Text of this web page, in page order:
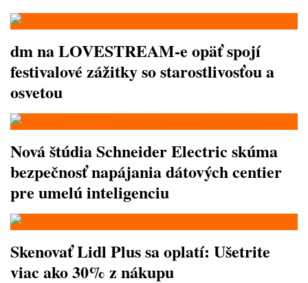
dm na LOVESTREAM-e opäť spojí
festivalové zážitky so starostlivosťou a
osvetou
Nová štúdia Schneider Electric skúma
bezpečnosť napájania dátových centier
pre umelú inteligenciu
Skenovať Lidl Plus sa oplatí: Ušetrite
viac ako 30% z nákupu